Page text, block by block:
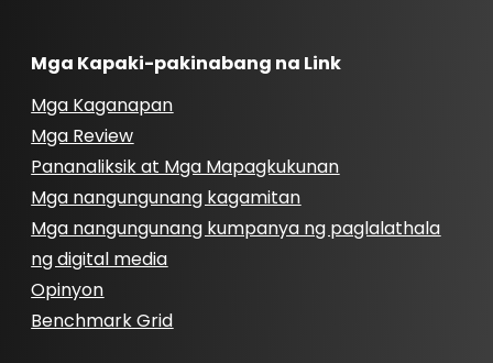
Mga Kapaki-pakinabang na Link
Mga Kaganapan
Mga Review
Pananaliksik at Mga Mapagkukunan
Mga nangungunang kagamitan
Mga nangungunang kumpanya ng paglalathala
ng digital media
Opinyon
Benchmark Grid